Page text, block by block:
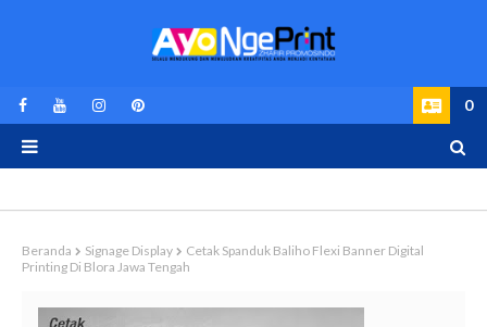
0
Beranda Signage Display
Cetak Spanduk Baliho Flexi Banner Digital
Printing Di Blora Jawa Tengah